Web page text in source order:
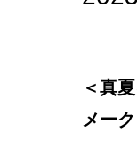
＜真
メー